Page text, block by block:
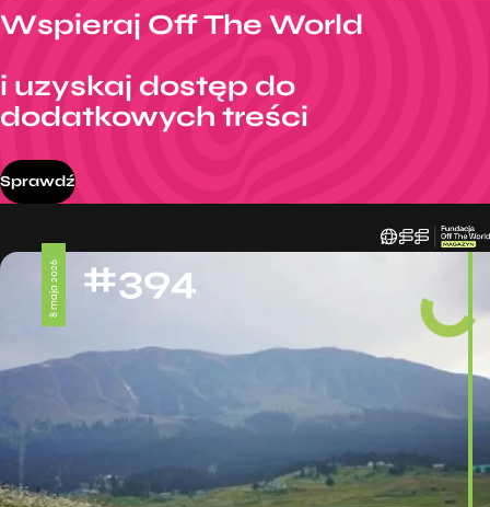
Wspieraj Off The World
i uzyskaj dostęp do
dodatkowych treści
Sprawdź
8 maja 2026 #394